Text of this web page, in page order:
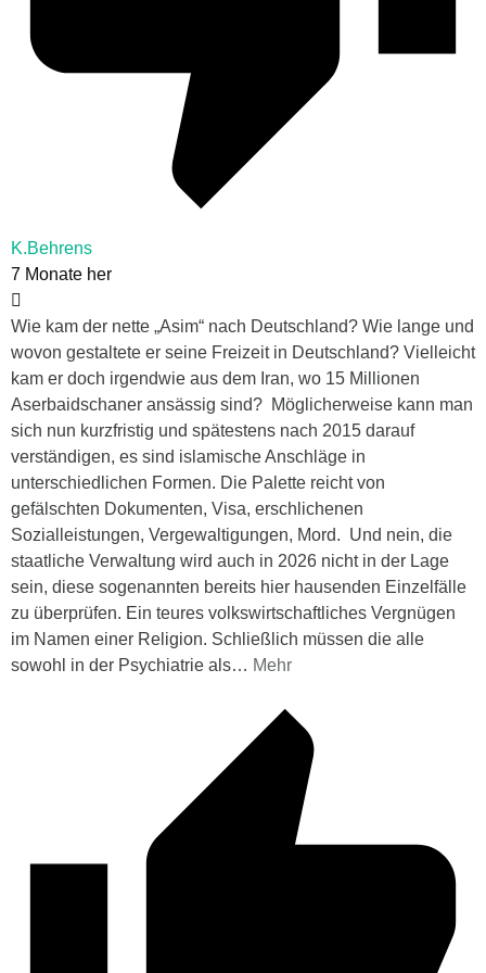
K.Behrens
7 Monate her
Wie kam der nette „Asim“ nach Deutschland? Wie lange und
wovon gestaltete er seine Freizeit in Deutschland? Vielleicht
kam er doch irgendwie aus dem Iran, wo 15 Millionen
Aserbaidschaner ansässig sind? Möglicherweise kann man
sich nun kurzfristig und spätestens nach 2015 darauf
verständigen, es sind islamische Anschläge in
unterschiedlichen Formen. Die Palette reicht von
gefälschten Dokumenten, Visa, erschlichenen
Sozialleistungen, Vergewaltigungen, Mord. Und nein, die
staatliche Verwaltung wird auch in 2026 nicht in der Lage
sein, diese sogenannten bereits hier hausenden Einzelfälle
zu überprüfen. Ein teures volkswirtschaftliches Vergnügen
im Namen einer Religion. Schließlich müssen die alle
sowohl in der Psychiatrie als… Mehr